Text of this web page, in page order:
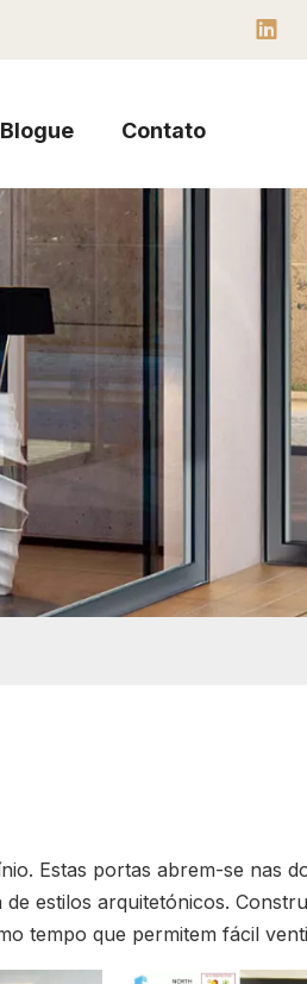
Blogue Contato
Estas portas abrem-se nas
estilos arquitetónicos.
tempo que permitem fácil